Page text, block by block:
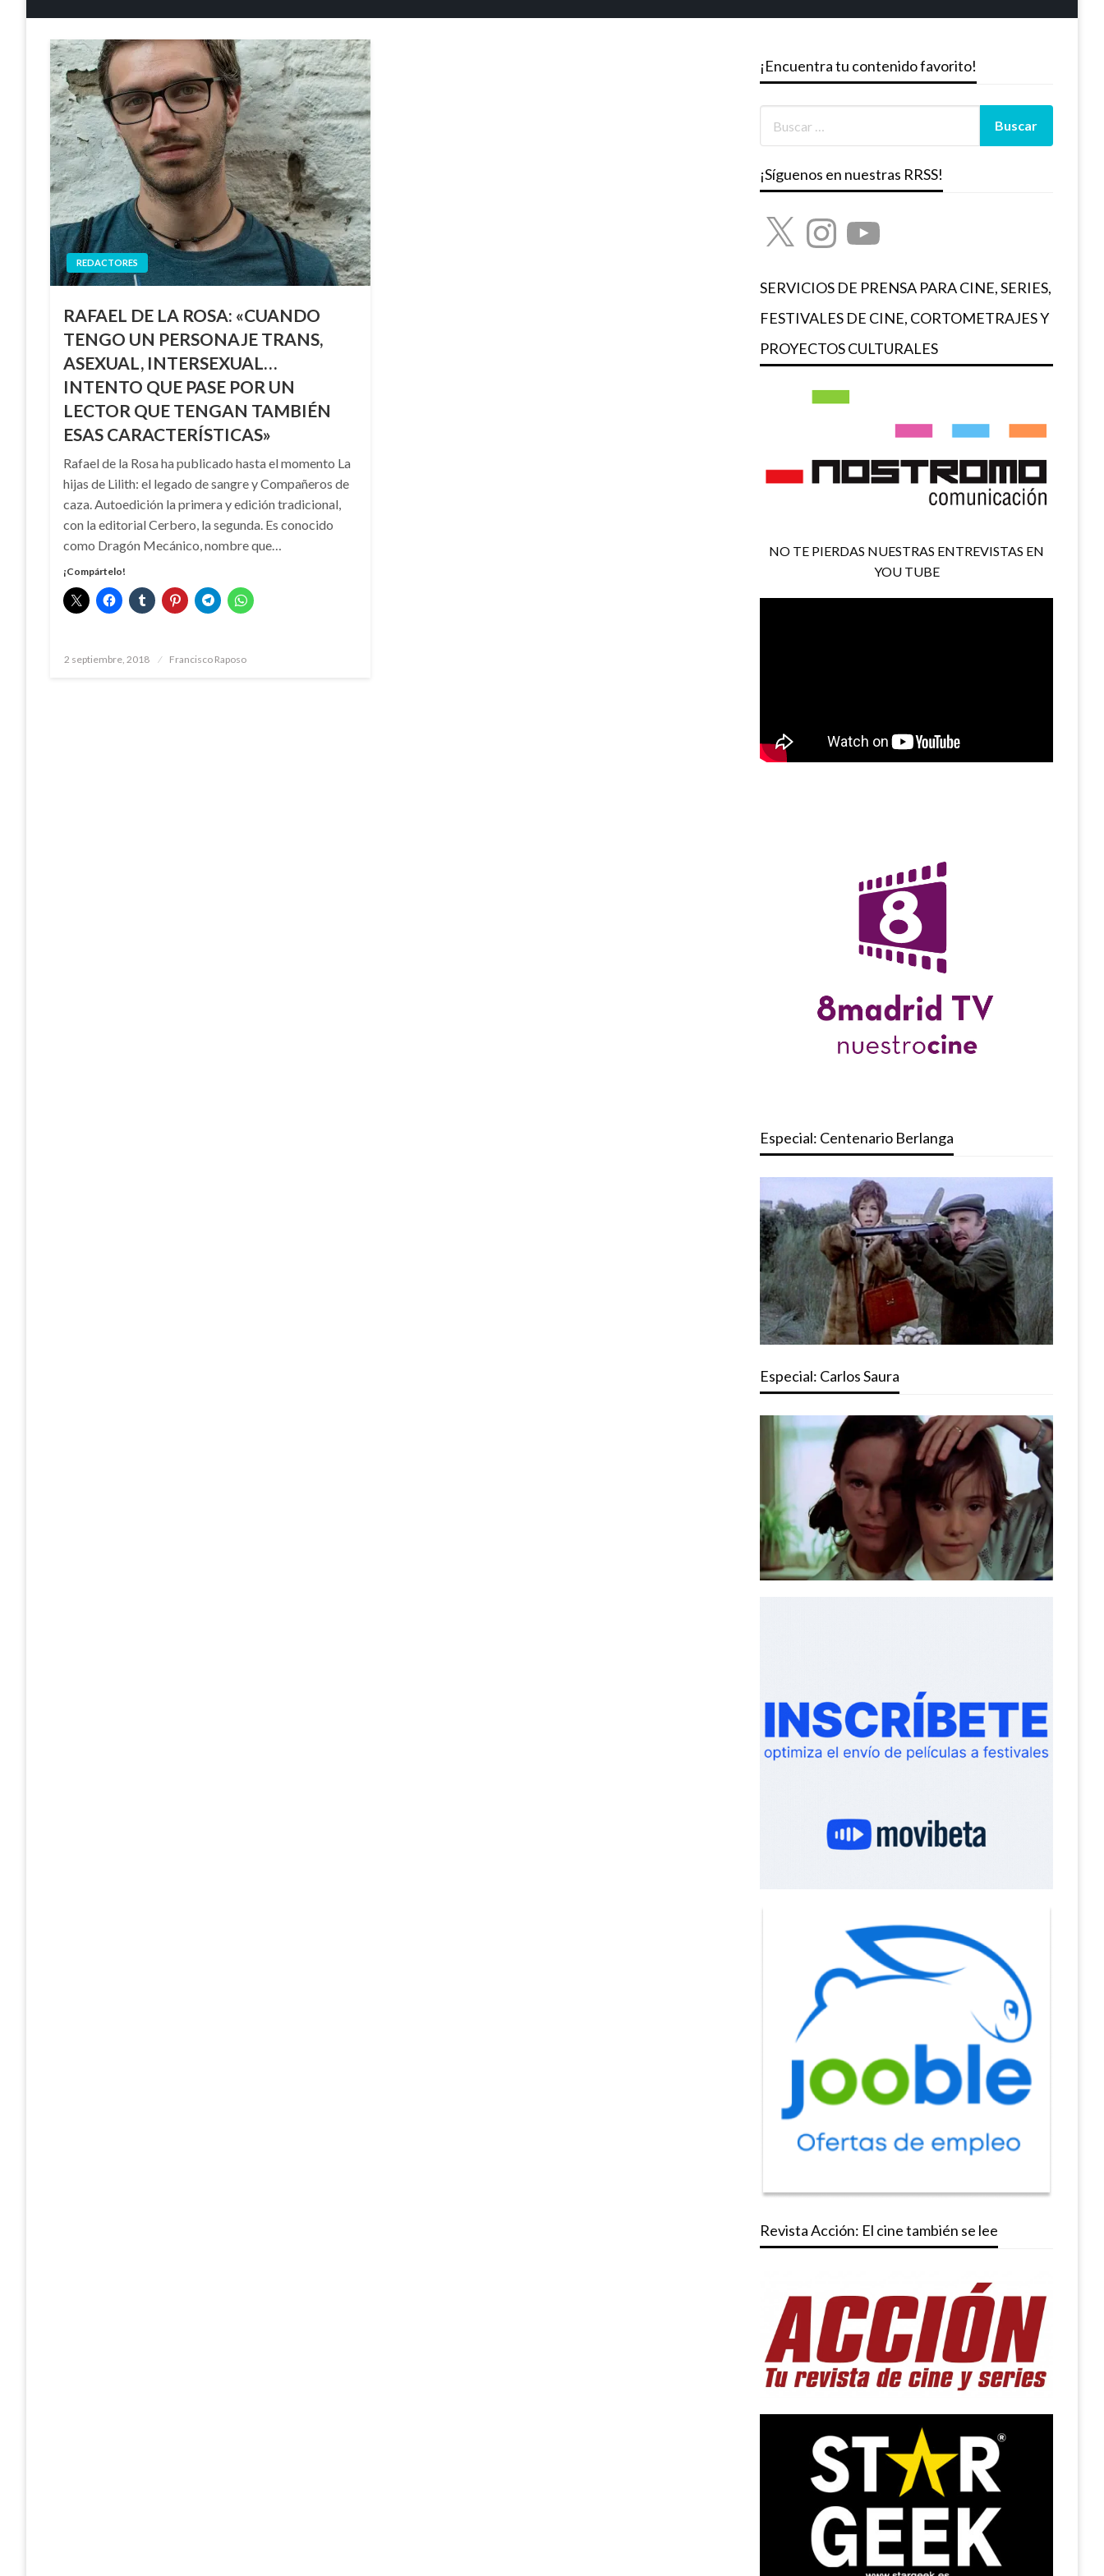
REDACTORES
RAFAEL DE LA ROSA: «CUANDO
TENGO UN PERSONAJE TRANS,
ASEXUAL, INTERSEXUAL…
INTENTO QUE PASE POR UN
LECTOR QUE TENGAN TAMBIÉN
ESAS CARACTERÍSTICAS»
Rafael de la Rosa ha publicado hasta el momento La
hijas de Lilith: el legado de sangre y Compañeros de
caza. Autoedición la primera y edición tradicional,
con la editorial Cerbero, la segunda. Es conocido
como Dragón Mecánico, nombre que…
¡Compártelo!
Publicado
2 septiembre, 2018 Francisco Raposo
¡Encuentra tu contenido favorito!
¡Síguenos en nuestras RRSS!
X InstagramYouTube
SERVICIOS DE PRENSA PARA CINE, SERIES,
FESTIVALES DE CINE, CORTOMETRAJES Y
PROYECTOS CULTURALES
NO TE PIERDAS NUESTRAS ENTREVISTAS EN
YOU TUBE
Especial: Centenario Berlanga
Especial: Carlos Saura
Revista Acción: El cine también se lee